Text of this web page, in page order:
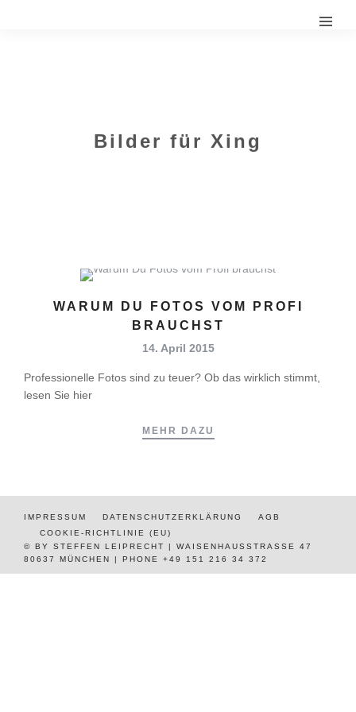
Bilder für Xing
WARUM DU FOTOS VOM PROFI
BRAUCHST
14. April 2015
Professionelle Fotos sind zu teuer? Ob das wirklich stimmt,
lesen Sie hier
MEHR DAZU
IMPRESSUM DATENSCHUTZERKLÄRUNG
AGB
COOKIE-RICHTLINIE (EU)
© BY STEFFEN LEIPRECHT | WAISENHAUSSTRASSE 47
80637 MÜNCHEN | PHONE +49 151 216 34 372